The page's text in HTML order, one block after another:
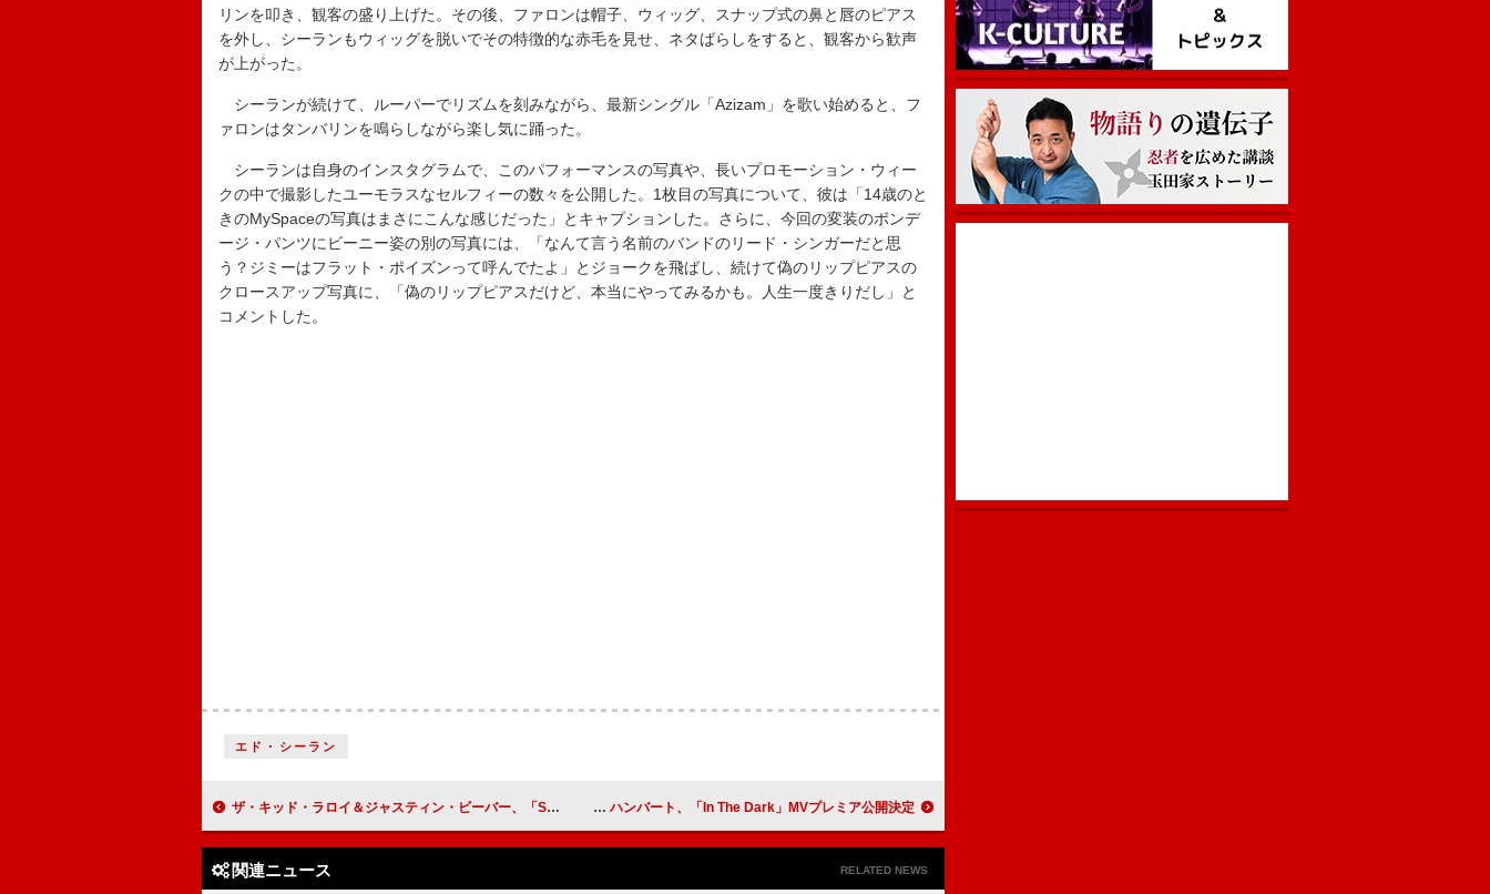
リンを叩き、観客の盛り上げた。その後、ファロンは帽子、ウィッグ、スナップ式の鼻と唇のピアス
を外し、シーランもウィッグを脱いでその特徴的な赤毛を見せ、ネタばらしをすると、観客から歓声
が上がった。
シーランが続けて、ルーパーでリズムを刻みながら、最新シングル「Azizam」を歌い始めると、フ
ァロンはタンバリンを鳴らしながら楽し気に踊った。
シーランは自身のインスタグラムで、このパフォーマンスの写真や、長いプロモーション・ウィー
クの中で撮影したユーモラスなセルフィーの数々を公開した。1枚目の写真について、彼は「14歳のと
きのMySpaceの写真はまさにこんな感じだった」とキャプションした。さらに、今回の変装のボンデ
ージ・パンツにビーニー姿の別の写真には、「なんて言う名前のバンドのリード・シンガーだと思
う？ジミーはフラット・ポイズンって呼んでたよ」とジョークを飛ばし、続けて偽のリップピアスの
クロースアップ写真に、「偽のリップピアスだけど、本当にやってみるかも。人生一度きりだし」と
コメントした。
エド・シーラン
ザ・キッド・ラロイ＆ジャスティン・ビーバー、「Stay」MVのYouTube再生数が10億回突破 ハンバート ハンバート、「In The Dark」MVプレミア公開決定
関連ニュース RELATED NEWS